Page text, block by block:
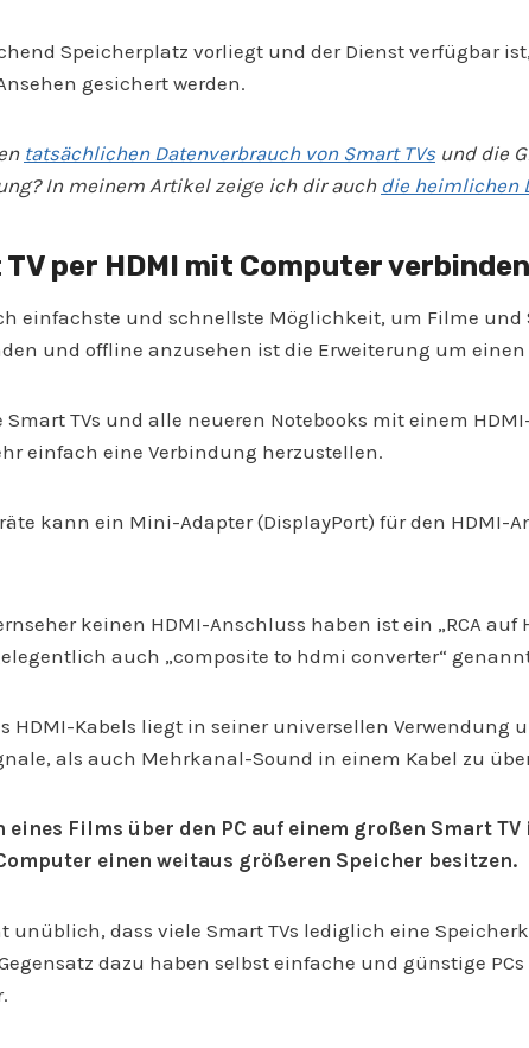
Speicherplatz vorliegt und der Dienst verfügbar
gesichert werden.
tatsächlichen Datenverbrauch von Smart TVsund die
In meinem Artikel zeige ich dir auch die heimlichen
per HDMI mit Computer verbinden
einfachste und schnellste Möglichkeit, um Filme und
und offline anzusehen ist die Erweiterung um einen
Smart TVs und alle neueren Notebooks mit einem
einfach eine Verbindung herzustellen.
kann ein Mini-Adapter (DisplayPort) für den HDMI-
keinen HDMI-Anschluss haben ist ein „RCA auf
auch „composite to hdmi converter“
HDMI-Kabels liegt in seiner universellen Verwendung
als auch Mehrkanal-Sound in einem Kabel zu
eines Films über den PC auf einem großen Smart TV
einen weitaus größeren Speicher besitzen.
unüblich, dass viele Smart TVs lediglich eine
dazu haben selbst einfache und günstige